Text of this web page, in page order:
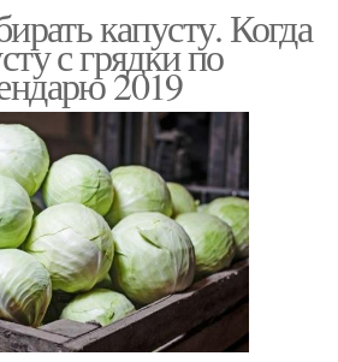
капусту. Когда
с грядки по
2019